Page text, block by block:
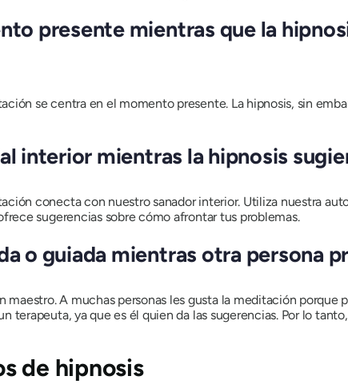
presente mientras que la
se centra en el momento presente. La hipnosis, sin
interior mientras la hipnosis
conecta con nuestro sanador interior. Utiliza nuestra
sugerencias sobre cómo afrontar tus problemas.
o guiada mientras otra persona
A muchas personas les gusta la meditación porque
terapeuta, ya que es él quien da las sugerencias. Por lo
de hipnosis